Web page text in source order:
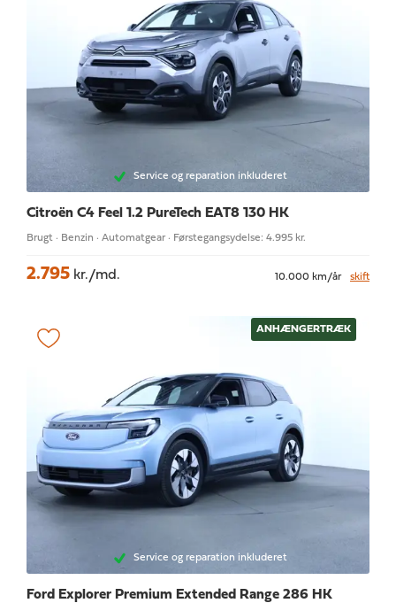
Service og reparation inkluderet
Citroën C4 Feel 1.2 PureTech EAT8 130 HK
Brugt · Benzin · Automatgear · Førstegangsydelse: 4.995 kr.
2.795 kr./md. 10.000 km/år skift
ANHÆNGERTRÆK
Service og reparation inkluderet
Ford Explorer Premium Extended Range 286 HK